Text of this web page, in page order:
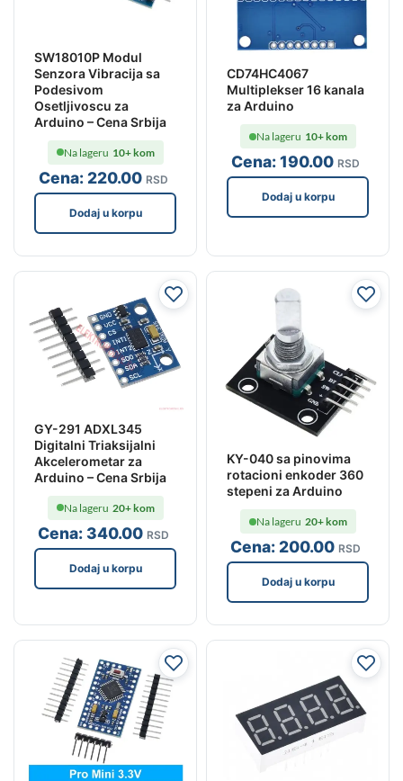
SW18010P Modul
Senzora Vibracija sa
Podesivom
Osetljivoscu za
Arduino – Cena Srbija
Cena: 220.00 RSD
Na lageru 10+ kom
Dodaj u korpu
CD74HC4067
Multiplekser 16 kanala
za Arduino
Cena:190.00 RSD
Na lageru 10+ kom
Dodaj u korpu
GY-291 ADXL345
Digitalni Triaksijalni
Akcelerometar za
Arduino – Cena Srbija
Cena:340.00 RSD
Na lageru 20+ kom
Dodaj u korpu
KY-040 sa pinovima
rotacioni enkoder 360
stepeni za Arduino
Cena: 200.00 RSD
Na lageru 20+ kom
Dodaj u korpu